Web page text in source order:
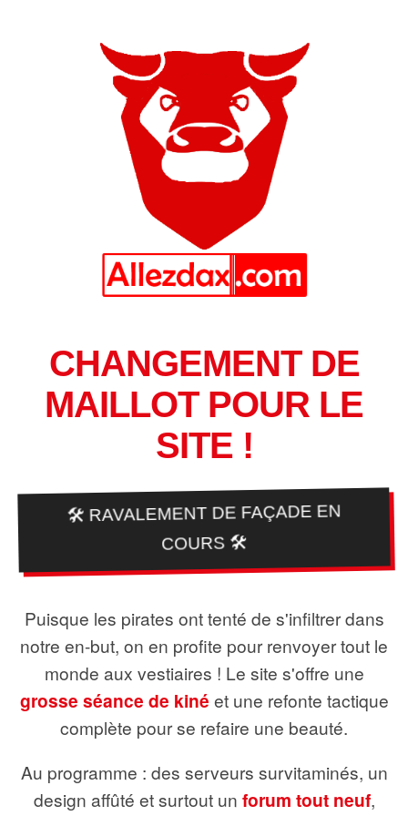
CHANGEMENT DE
MAILLOT POUR LE
SITE !
🛠️ RAVALEMENT DE FAÇADE EN
COURS 🛠️
Puisque les pirates ont tenté de s'infiltrer dans
notre en-but, on en profite pour renvoyer tout le
monde aux vestiaires ! Le site s'offre une
grosse séance de kiné et une refonte tactique
complète pour se refaire une beauté.
Au programme : des serveurs survitaminés, un
design affûté et surtout un forum tout neuf,